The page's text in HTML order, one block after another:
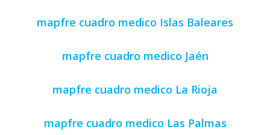
mapfre cuadro medico Islas Baleares
mapfre cuadro medico Jaén
mapfre cuadro medico La Rioja
mapfre cuadro medico Las Palmas